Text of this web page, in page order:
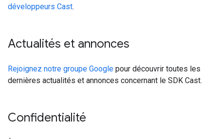
développeurs Cast.
Actualités et annonces
Rejoignez notre groupe Google pour découvrir toutes les
dernières actualités et annonces concernant le SDK Cast.
Confidentialité